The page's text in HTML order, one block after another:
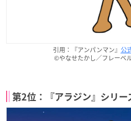
引用：『アンパンマン』 公
©やなせたかし／フレーベ
第2位：『アラジン』シリー